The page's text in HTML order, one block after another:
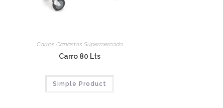
Carros Canastos Supermercado
Carro 80 Lts
Simple Product